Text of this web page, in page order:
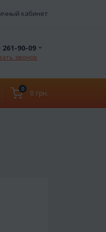
кабинет
261-90-09
звонок
0 0 грн.